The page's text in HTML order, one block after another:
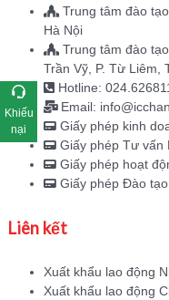
Trung tâm đào
Hà Nội
Trung tâm đào
Trần Vỹ, P. Từ Liêm,
Hotline:
Email:
Giấy phép kinh
Giấy phép Tư vấn
Giấy phép hoạt
Giấy phép Đào
Liên kết
Xuất khẩu lao động
Xuất khẩu lao động
Khiếu
nại